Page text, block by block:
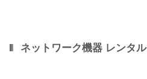
ネットワーク機器 レンタル